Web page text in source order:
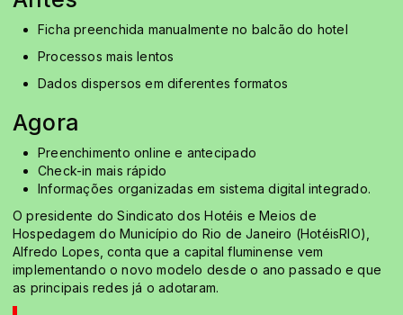
Ficha preenchida manualmente no balcão do hotel
Processos mais lentos
Dados dispersos em diferentes formatos
Agora
Preenchimento online e antecipado
Check-in mais rápido
Informações organizadas em sistema digital integrado.
O presidente do Sindicato dos Hotéis e Meios de
Hospedagem do Município do Rio de Janeiro (HotéisRIO),
Alfredo Lopes, conta que a capital fluminense vem
implementando o novo modelo desde o ano passado e que
as principais redes já o adotaram.